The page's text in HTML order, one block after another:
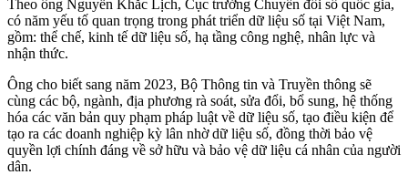
Theo ông Nguyễn Khắc Lịch, Cục trưởng Chuyển đổi số quốc gia,
có năm yếu tố quan trọng trong phát triển dữ liệu số tại Việt Nam,
gồm: thể chế, kinh tế dữ liệu số, hạ tầng công nghệ, nhân lực và
nhận thức.
Ông cho biết sang năm 2023, Bộ Thông tin và Truyền thông sẽ
cùng các bộ, ngành, địa phương rà soát, sửa đổi, bổ sung, hệ thống
hóa các văn bản quy phạm pháp luật về dữ liệu số, tạo điều kiện để
tạo ra các doanh nghiệp kỳ lân nhờ dữ liệu số, đồng thời bảo vệ
quyền lợi chính đáng về sở hữu và bảo vệ dữ liệu cá nhân của người
dân.